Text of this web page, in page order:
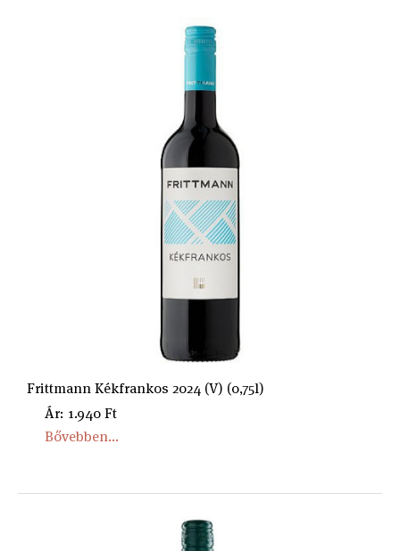
Frittmann Kékfrankos 2024 (V) (0,75l)
Ár: 1.940 Ft
Bővebben...